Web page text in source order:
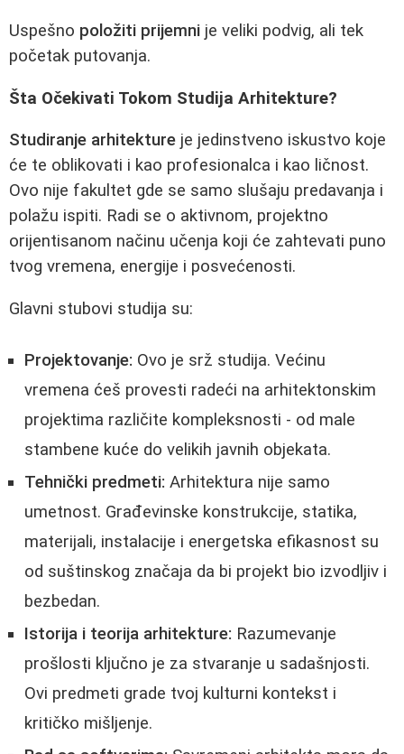
Uspešno položiti prijemni je veliki podvig, ali tek
početak putovanja.
Šta Očekivati Tokom Studija Arhitekture?
Studiranje arhitekture je jedinstveno iskustvo koje
će te oblikovati i kao profesionalca i kao ličnost.
Ovo nije fakultet gde se samo slušaju predavanja i
polažu ispiti. Radi se o aktivnom, projektno
orijentisanom načinu učenja koji će zahtevati puno
tvog vremena, energije i posvećenosti.
Glavni stubovi studija su:
Projektovanje: Ovo je srž studija. Većinu
vremena ćeš provesti radeći na arhitektonskim
projektima različite kompleksnosti - od male
stambene kuće do velikih javnih objekata.
Tehnički predmeti: Arhitektura nije samo
umetnost. Građevinske konstrukcije, statika,
materijali, instalacije i energetska efikasnost su
od suštinskog značaja da bi projekt bio izvodljiv i
bezbedan.
Istorija i teorija arhitekture: Razumevanje
prošlosti ključno je za stvaranje u sadašnjosti.
Ovi predmeti grade tvoj kulturni kontekst i
kritičko mišljenje.